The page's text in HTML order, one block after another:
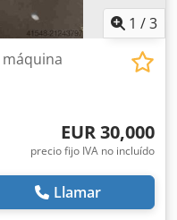
1 /3
EUR 30,000
precio fijo IVA no incluído
Llamar